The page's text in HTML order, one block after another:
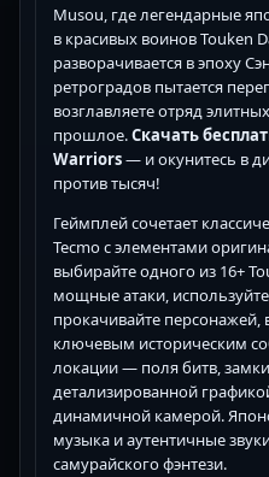
Musou, где легендарные
в красивых воинов Touken
разворачивается в эпоху
ретроградов пытается
возглавляете отряд
прошлое.Скачать
Warriors— и окунитесь в
против тысяч!
Геймплей сочетает
Tecmo с элементами
выбирайте одного из 16+
мощные атаки,
прокачивайте
ключевым историческим
локации — поля битв,
детализированной
динамичной камерой.
музыка и аутентичные
самурайского фэнтези.